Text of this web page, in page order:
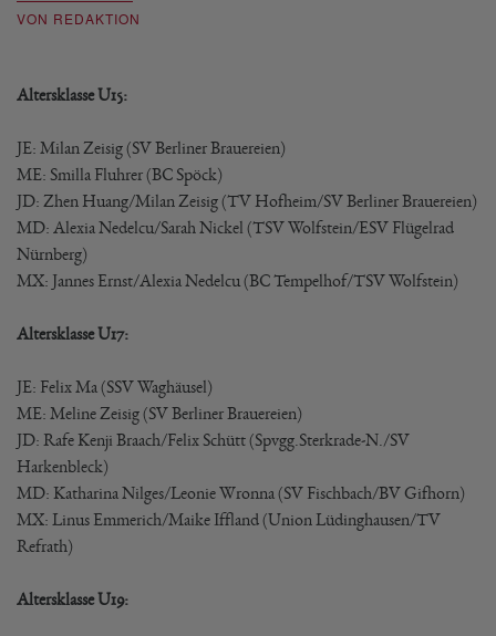
VON REDAKTION
Altersklasse U15:
JE: Milan Zeisig (SV Berliner Brauereien)
ME: Smilla Fluhrer (BC Spöck)
JD: Zhen Huang/Milan Zeisig (TV Hofheim/SV Berliner Brauereien)
MD: Alexia Nedelcu/Sarah Nickel (TSV Wolfstein/ESV Flügelrad
Nürnberg)
MX: Jannes Ernst/Alexia Nedelcu (BC Tempelhof/TSV Wolfstein)
Altersklasse U17:
JE: Felix Ma (SSV Waghäusel)
ME: Meline Zeisig (SV Berliner Brauereien)
JD: Rafe Kenji Braach/Felix Schütt (Spvgg.Sterkrade-N./SV
Harkenbleck)
MD: Katharina Nilges/Leonie Wronna (SV Fischbach/BV Gifhorn)
MX: Linus Emmerich/Maike Iffland (Union Lüdinghausen/TV
Refrath)
Altersklasse U19: